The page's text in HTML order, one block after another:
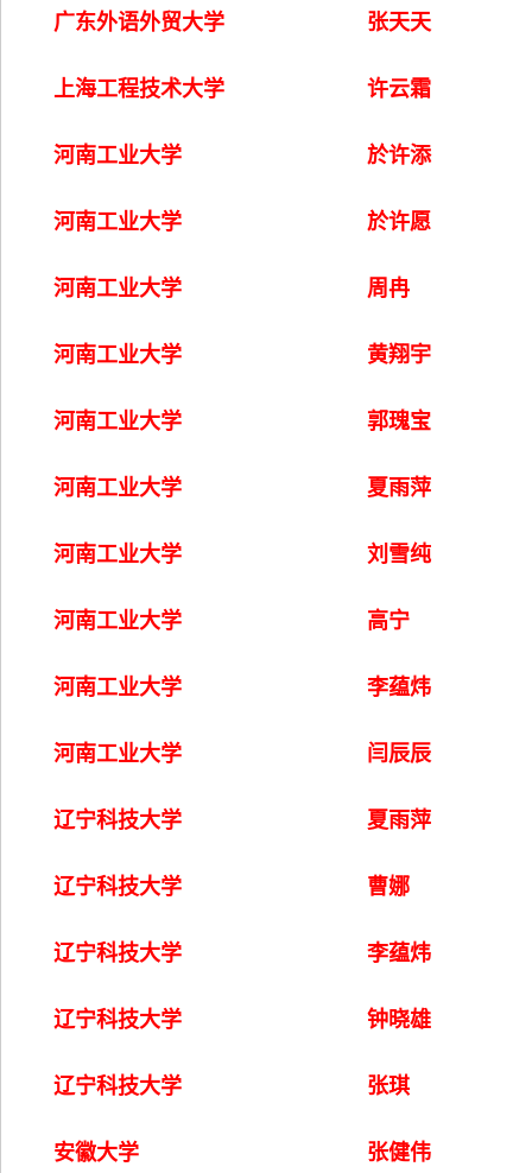
广东外语外贸大学 张天天
上海工程技术大学 许云霜
河南工业大学 於许添
河南工业大学 於许愿
河南工业大学 周冉
河南工业大学 黄翔宇
河南工业大学 郭瑰宝
河南工业大学 夏雨萍
河南工业大学 刘雪纯
河南工业大学 高宁
河南工业大学 李蕴炜
河南工业大学 闫辰辰
辽宁科技大学 夏雨萍
辽宁科技大学 曹娜
辽宁科技大学 李蕴炜
辽宁科技大学 钟晓雄
辽宁科技大学 张琪
安徽大学 张健伟